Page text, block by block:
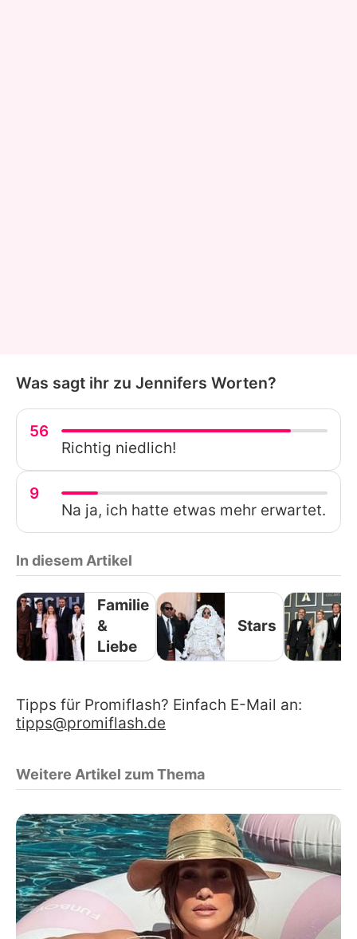
Was sagt ihr zu Jennifers Worten?
56
Richtig niedlich!
9
Na ja, ich hatte etwas mehr erwartet.
In diesem Artikel
Familie
&
Liebe
Stars
Tipps für Promiflash? Einfach E-Mail an:
tipps@promiflash.de
Weitere Artikel zum Thema